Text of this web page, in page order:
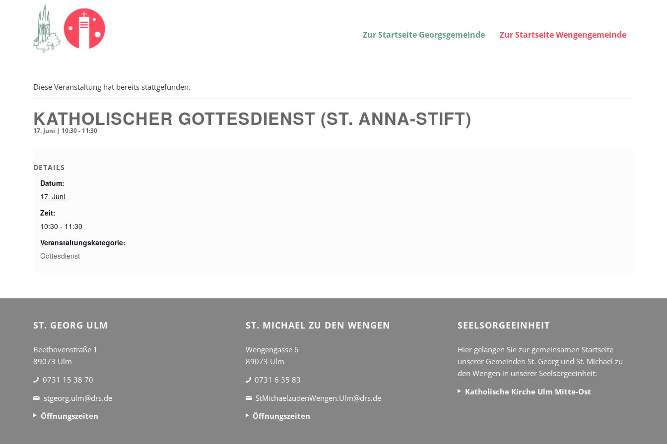
Zur Startseite Georgsgemeinde Zur Startseite Wengengemeinde
Diese Veranstaltung hat bereits stattgefunden.
KATHOLISCHER GOTTESDIENST (ST. ANNA-STIFT)
17. Juni | 10:30- 11:30
DETAILS
Datum:
17. Juni
Zeit:
10:30 - 11:30
Veranstaltungskategorie:
Gottesdienst
ST. GEORG ULM
Beethovenstraße 1
89073 Ulm
0731 15 38 70
stgeorg.ulm@drs.de
Öffnungszeiten
ST. MICHAEL ZU DEN WENGEN
Wengengasse 6
89073 Ulm
0731 6 35 83
StMichaelzudenWengen.Ulm@drs.de
Öffnungszeiten
SEEL­SORGE­EINHEIT
Hier gelangen Sie zur gemeinsamen Startseite
unserer Gemeinden St. Georg und St. Michael zu
den Wengen in unserer Seelsorgeeinheit:
Katholische Kirche Ulm Mitte-Ost